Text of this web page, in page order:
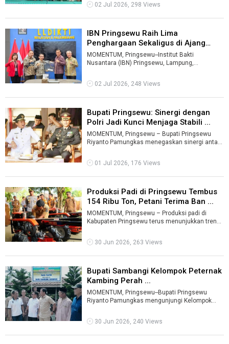
02 Jul 2026, 298 Views
IBN Pringsewu Raih Lima
Penghargaan Sekaligus di Ajang
LLDIKTI Wi ...
MOMENTUM, Pringsewu--Institut Bakti
Nusantara (IBN) Pringsewu, Lampung,
Rapat Kerj ...
02 Jul 2026, 248 Views
Bupati Pringsewu: Sinergi dengan
Polri Jadi Kunci Menjaga Stabili ...
MOMENTUM, Pringsewu – Bupati Pringsewu
Riyanto Pamungkas menegaskan sinergi antara
01 Jul 2026, 176 Views
Produksi Padi di Pringsewu Tembus
154 Ribu Ton, Petani Terima Ban ...
MOMENTUM, Pringsewu – Produksi padi di
Kabupaten Pringsewu terus menunjukkan tren
30 Jun 2026, 263 Views
Bupati Sambangi Kelompok Peternak
Kambing Perah ...
MOMENTUM, Pringsewu--Bupati Pringsewu
Riyanto Pamungkas mengunjungi Kelompok
Suko ...
30 Jun 2026, 240 Views